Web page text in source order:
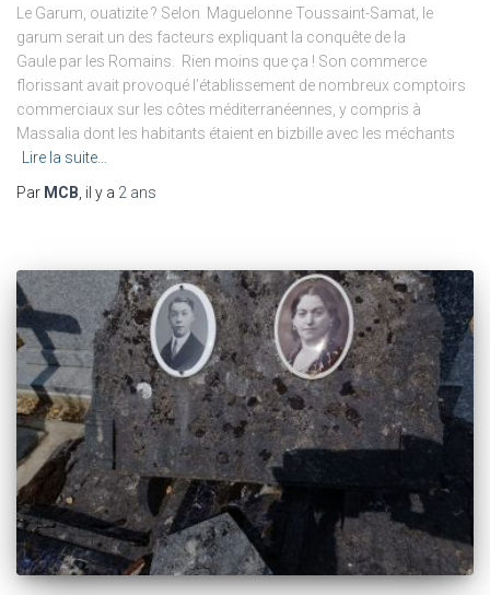
Le Garum, ouatizite ? Selon Maguelonne Toussaint-Samat, le
garum serait un des facteurs expliquant la conquête de la
Gaule par les Romains. Rien moins que ça ! Son commerce
florissant avait provoqué l’établissement de nombreux comptoirs
commerciaux sur les côtes méditerranéennes, y compris à
Massalia dont les habitants étaient en bizbille avec les méchants
Lire la suite…
Par MCB, il y a 2 ans